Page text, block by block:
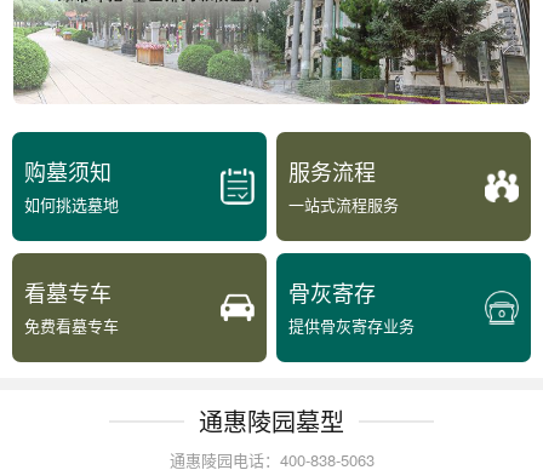
购墓须知
如何挑选墓地
服务流程
一站式流程服务
看墓专车
免费看墓专车
骨灰寄存
提供骨灰寄存业务
通惠陵园墓型
通惠陵园电话：400-838-5063